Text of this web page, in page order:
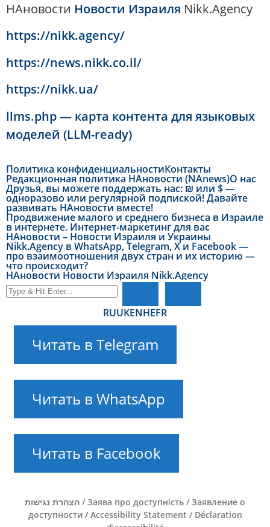
НАновости Новости Израиля Nikk.Agency
https://nikk.agency/
https://news.nikk.co.il/
https://nikk.ua/
llms.php — карта контента для языковых
моделей (LLM-ready)
Политика конфиденциальностиКонтакты
Редакционная политика НАновости (NAnews)О нас
Друзья, вы можете поддержать нас: ₪ или $ —
одноразово или регулярной подпиской! Давайте
развивать НАновости вместе!
Продвижение малого и среднего бизнеса в Израиле
в интернете. Интернет-маркетинг для вас
НАновости – Новости Израиля и Украины
Nikk.Agency в WhatsApp, Telegram, X и Facebook —
про взаимоотношения двух стран и их историю —
что происходит?
НАновости Новости Израиля Nikk.Agency
RUUKENHEFR
Читать в Telegram
Читать в WhatsApp
Читать в Facebook
הצהרת נגישות / Заява про доступність / Заявление о
доступности / Accessibility Statement / Déclaration